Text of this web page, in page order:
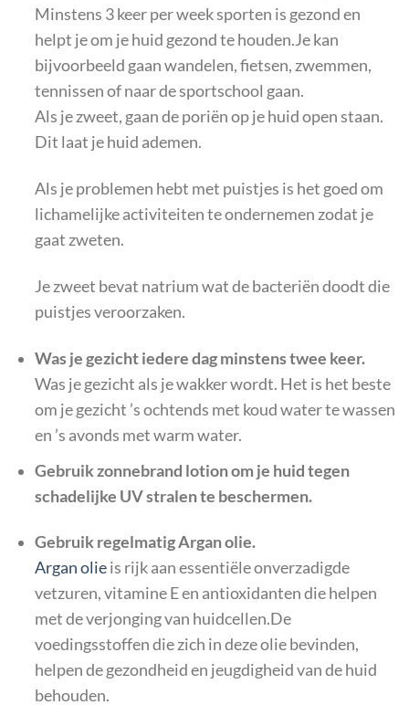
Minstens 3 keer per week sporten is gezond en
helpt je om je huid gezond te houden.Je kan
bijvoorbeeld gaan wandelen, fietsen, zwemmen,
tennissen of naar de sportschool gaan.
Als je zweet, gaan de poriën op je huid open staan.
Dit laat je huid ademen.
Als je problemen hebt met puistjes is het goed om
lichamelijke activiteiten te ondernemen zodat je
gaat zweten.
Je zweet bevat natrium wat de bacteriën doodt die
puistjes veroorzaken.
Was je gezicht iedere dag minstens twee keer.
Was je gezicht als je wakker wordt. Het is het beste
om je gezicht ’s ochtends met koud water te wassen
en ’s avonds met warm water.
Gebruik zonnebrand lotion om je huid tegen
schadelijke UV stralen te beschermen.
Gebruik regelmatig Argan olie.
Argan olieis rijk aan essentiële onverzadigde
vetzuren, vitamine E en antioxidanten die helpen
met de verjonging van huidcellen.De
voedingsstoffen die zich in deze olie bevinden,
helpen de gezondheid en jeugdigheid van de huid
behouden.